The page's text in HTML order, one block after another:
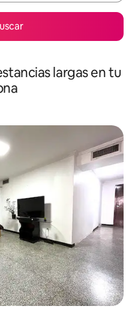
largas en tu